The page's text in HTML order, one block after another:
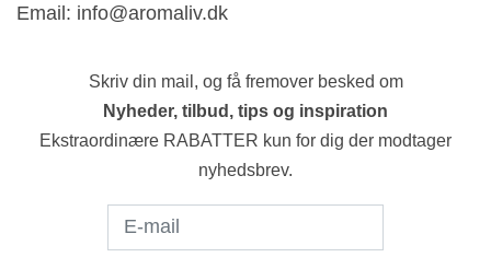
Email: info@aromaliv.dk
Skriv din mail, og få fremover besked om
Nyheder, tilbud, tips og inspiration
Ekstraordinære RABATTER kun for dig der modtager
nyhedsbrev.